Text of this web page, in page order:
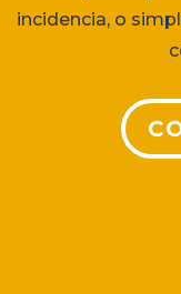
incidencia, o